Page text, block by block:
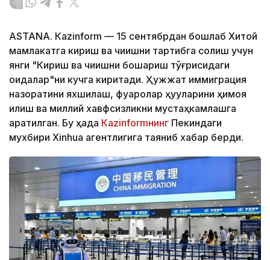
ASTANА. Кazinform — 15 сентябрдан бошлаб Хитой
мамлакатга кириш ва чиқишни тартибга солиш учун
янги "Кириш ва чиқишни бошқариш тўғрисидаги
қоидалар"ни кучга киритади. Ҳужжат иммиграция
назоратини яхшилаш, фуқаролар ҳуқуқларини ҳимоя
қилиш ва миллий хавфсизликни мустаҳкамлашга
қаратилган. Бу ҳақда Кazinformнинг Пекиндаги
мухбири Xinhua агентлигига таяниб хабар берди.